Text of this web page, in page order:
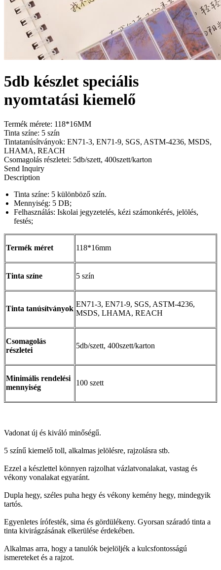
5db készlet speciális
nyomtatási kiemelő
Termék mérete: 118*16MM
Tinta színe: 5 szín
Tintatanúsítványok: EN71-3, EN71-9, SGS, ASTM-4236, MSDS,
LHAMA, REACH
Csomagolás részletei: 5db/szett, 400szett/karton
Send Inquiry
Description
Tinta színe: 5 különböző szín.
Mennyiség: 5 DB;
Felhasználás: Iskolai jegyzetelés, kézi számonkérés, jelölés,
festés;
Termék méret 118*16mm
Tinta színe 5 szín
Tinta tanúsítványok
EN71-3, EN71-9, SGS, ASTM-4236,
MSDS, LHAMA, REACH
Csomagolás
részletei
5db/szett, 400szett/karton
Minimális rendelési
mennyiség
100 szett
Vadonat új és kiváló minőségű.
5 színű kiemelő toll, alkalmas jelölésre, rajzolásra stb.
Ezzel a készlettel könnyen rajzolhat vázlatvonalakat, vastag és
vékony vonalakat egyaránt.
Dupla hegy, széles puha hegy és vékony kemény hegy, mindegyik
tartós.
Egyenletes írófesték, sima és gördülékeny. Gyorsan száradó tinta a
tinta kivirágzásának elkerülése érdekében.
Alkalmas arra, hogy a tanulók bejelöljék a kulcsfontosságú
ismereteket és a rajzot.